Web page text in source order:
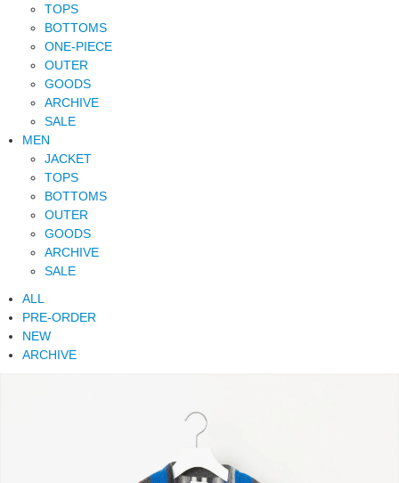
TOPS
BOTTOMS
ONE-PIECE
OUTER
GOODS
ARCHIVE
SALE
MEN
JACKET
TOPS
BOTTOMS
OUTER
GOODS
ARCHIVE
SALE
ALL
PRE-ORDER
NEW
ARCHIVE